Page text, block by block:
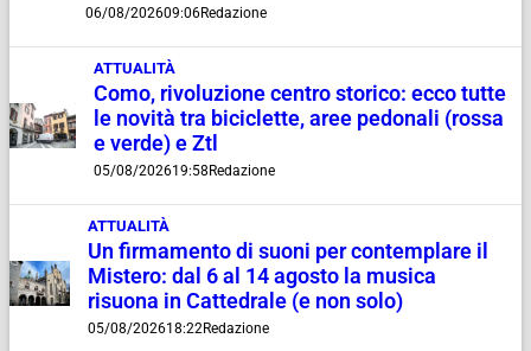
06/08/202609:06Redazione
ATTUALITÀ
Como, rivoluzione centro storico: ecco tutte
le novità tra biciclette, aree pedonali (rossa
e verde) e Ztl
05/08/202619:58 Redazione
ATTUALITÀ
Un firmamento di suoni per contemplare il
Mistero: dal 6 al 14 agosto la musica
risuona in Cattedrale (e non solo)
05/08/202618:22Redazione